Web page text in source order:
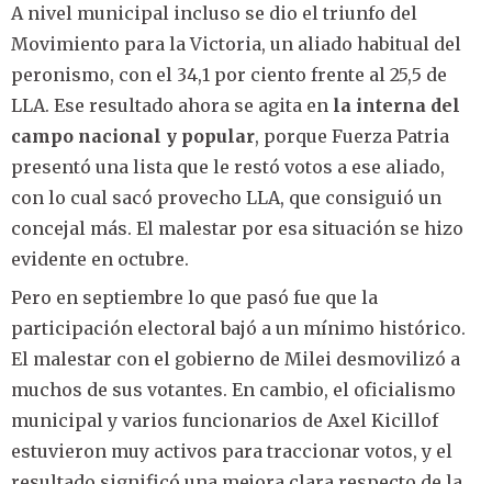
A nivel municipal incluso se dio el triunfo del
Movimiento para la Victoria, un aliado habitual del
peronismo, con el 34,1 por ciento frente al 25,5 de
LLA. Ese resultado ahora se agita en la interna del
campo nacional y popular, porque Fuerza Patria
presentó una lista que le restó votos a ese aliado,
con lo cual sacó provecho LLA, que consiguió un
concejal más. El malestar por esa situación se hizo
evidente en octubre.
Pero en septiembre lo que pasó fue que la
participación electoral bajó a un mínimo histórico.
El malestar con el gobierno de Milei desmovilizó a
muchos de sus votantes. En cambio, el oficialismo
municipal y varios funcionarios de Axel Kicillof
estuvieron muy activos para traccionar votos, y el